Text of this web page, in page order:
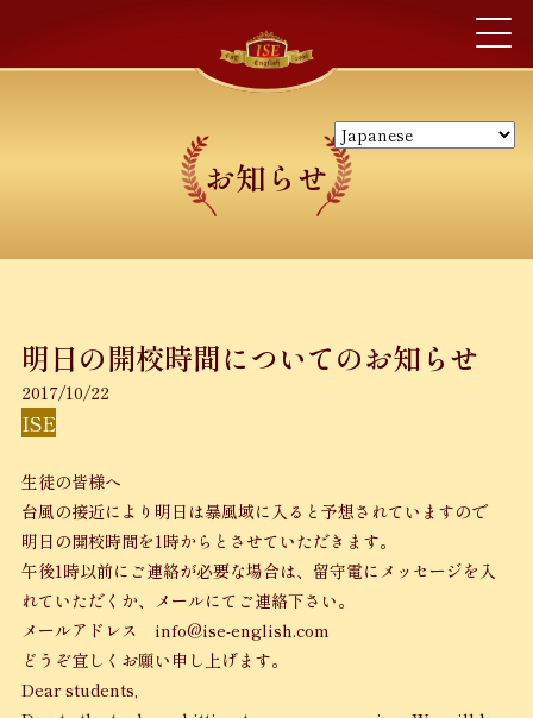
お知らせ
明日の開校時間についてのお知らせ
2017/10/22
ISE
生徒の皆様へ
台風の接近により明日は暴風域に入ると予想されていますので
明日の開校時間を1時からとさせていただきます。
午後1時以前にご連絡が必要な場合は、留守電にメッセージを入
れていただくか、メールにてご連絡下さい。
メールアドレス info@ise-english.com
どうぞ宜しくお願い申し上げます。
Dear students,